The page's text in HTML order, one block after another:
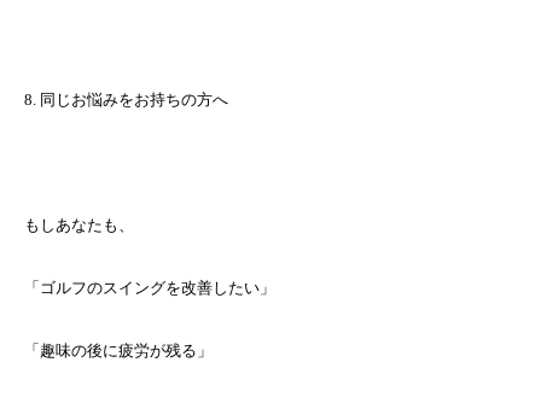
8. 同じお悩みをお持ちの方へ
もしあなたも、
「ゴルフのスイングを改善したい」
「趣味の後に疲労が残る」